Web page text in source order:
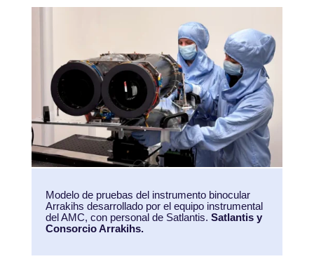
Modelo de pruebas del instrumento binocular
Arrakihs desarrollado por el equipo instrumental
del AMC, con personal de Satlantis. Satlantis y
Consorcio Arrakihs.